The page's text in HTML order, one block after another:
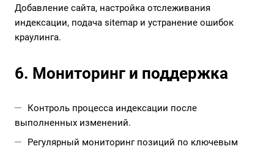
Добавление сайта, настройка отслеживания
индексации, подача sitemap и устранение ошибок
краулинга.
6. Мониторинг и поддержка
Контроль процесса индексации после
выполненных изменений.
Регулярный мониторинг позиций по ключевым